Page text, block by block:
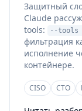
Защитный
Claude
tools:
--tools
фильтрация
исполнение
контейнере.
CISO CTO